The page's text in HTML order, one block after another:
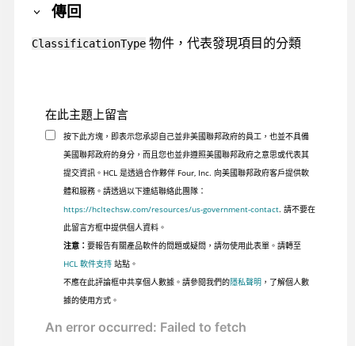
傳回
ClassificationType 物件，代表發現項目的分類
在此主題上留言
按下此方塊，即表示您承認自己並非美國聯邦政府的員工，也並不具備
美國聯邦政府的身分，而且您也並非遵照美國聯邦政府之意思或代表其
提交資訊。HCL 是透過合作夥伴 Four, Inc. 向美國聯邦政府客戶提供軟
體和服務。請透過以下連結聯絡此團隊：
https://hcltechsw.com/resources/us-government-contact. 請不要在
此留言方框中提供個人資料。
注意： 要報告有關產品軟件的問題或疑問，請勿使用此表單。請轉至
HCL 軟件支持站點。
不應在此評論框中共享個人數據。請參閱我們的隱私聲明 ，了解個人數
據的使用方式。